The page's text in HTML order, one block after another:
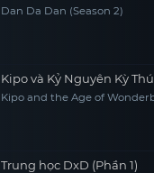
Dan Da Dan (Season 2)
Kipo và Kỷ Nguyên Kỳ
Kipo and the Age of
Trung học DxD (Phần 1)